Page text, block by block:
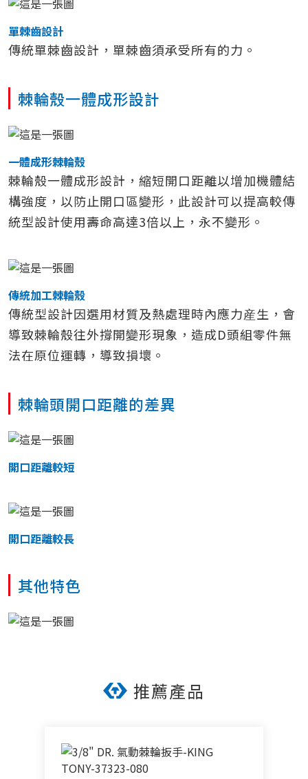
單棘齒設計
傳統單棘齒設計，單棘齒須承受所有的力。
棘輪殼一體成形設計
一體成形棘輪殼
棘輪殼一體成形設計，縮短開口距離以增加機體結
構強度，以防止開口區變形，此設計可以提高較傳
統型設計使用壽命高達3倍以上，永不變形。
傳統加工棘輪殼
傳統型設計因選用材質及熱處理時內應力産生，會
導致棘輪殼往外撐開變形現象，造成D頭組零件無
法在原位運轉，導致損壞。
棘輪頭開口距離的差異
開口距離較短
開口距離較長
其他特色
推薦產品